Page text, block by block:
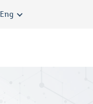
English